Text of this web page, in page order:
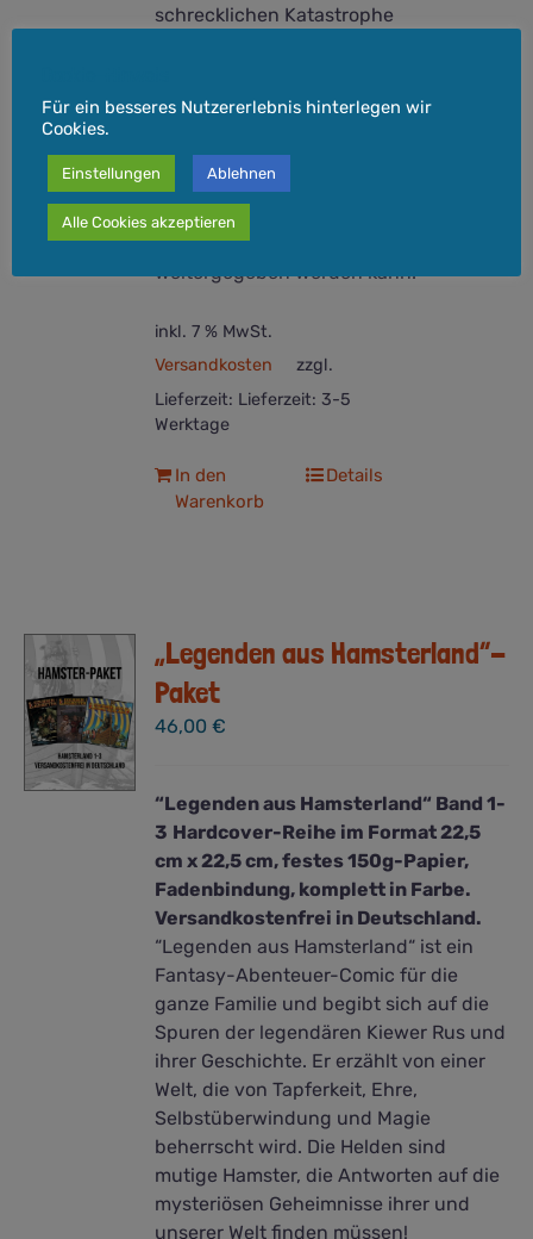
schrecklichen Katastrophe
aufgebaut haben. Unser Land gedieh
weisen Fürsten Mohrrübe. Dieser
Comic zeigt, wie das Interesse für
längst vergangene Zeiten und
Abenteuer an die nächste Generation
weitergegeben werden kann.
inkl. 7 % MwSt.
zzgl.
Versandkosten
Lieferzeit: Lieferzeit: 3-5
Werktage
In den
Warenkorb
Details
„Legenden aus Hamsterland“-
Paket
46,00€
“Legenden aus Hamsterland“ Band 1-
3 Hardcover-Reihe im Format 22,5
cm x 22,5 cm, festes 150g-Papier,
Fadenbindung, komplett in Farbe.
Versandkostenfrei in Deutschland.
“Legenden aus Hamsterland“ ist ein
Fantasy-Abenteuer-Comic für die
ganze Familie und begibt sich auf die
Spuren der legendären Kiewer Rus und
ihrer Geschichte. Er erzählt von einer
Welt, die von Tapferkeit, Ehre,
Selbstüberwindung und Magie
beherrscht wird. Die Helden sind
mutige Hamster, die Antworten auf die
mysteriösen Geheimnisse ihrer und
unserer Welt finden müssen!
Für ein besseres Nutzererlebnis hinterlegen wir
Cookies.
Einstellungen Ablehnen
Alle Cookies akzeptieren